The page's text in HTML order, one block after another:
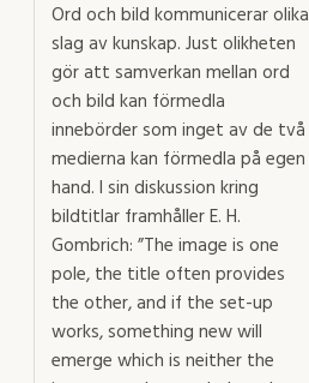
Ord och bild kommunicerar olika
slag av kunskap. Just olikheten
gör att samverkan mellan ord
och bild kan förmedla
innebörder som inget av de två
medierna kan förmedla på egen
hand. I sin diskussion kring
bildtitlar framhåller E. H.
Gombrich: ”The image is one
pole, the title often provides
the other, and if the set-up
works, something new will
emerge which is neither the